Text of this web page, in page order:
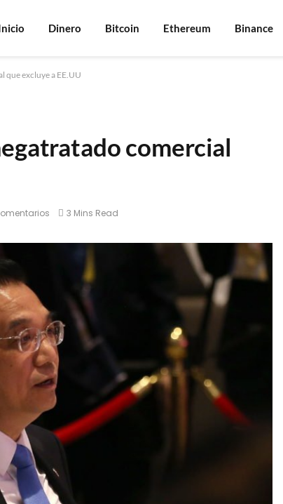
Dinero Bitcoin Ethereum Binance
que excluye a EE.UU
comercial
3 Mins Read